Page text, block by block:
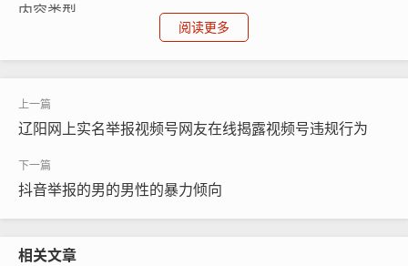
内容类型。
投诉流程主要包括以下几个步骤：
1、选择举报类型：在举报页面，用户可以选择是否举报视
频、评论或直播等内容。
阅读更多
辽阳网上实名举报视频号网友在线揭露视频号违规行为
抖音举报的男的男性的暴力倾向
相关文章